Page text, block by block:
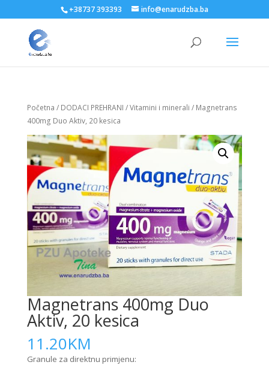
+38737 393393 info@enarudzba.ba
Početna / DODACI PREHRANI /Vitamini i minerali / Magnetrans
400mg Duo Aktiv, 20 kesica
Magnetrans 400mg Duo
Aktiv, 20 kesica
11.20KM
Granule za direktnu primjenu: